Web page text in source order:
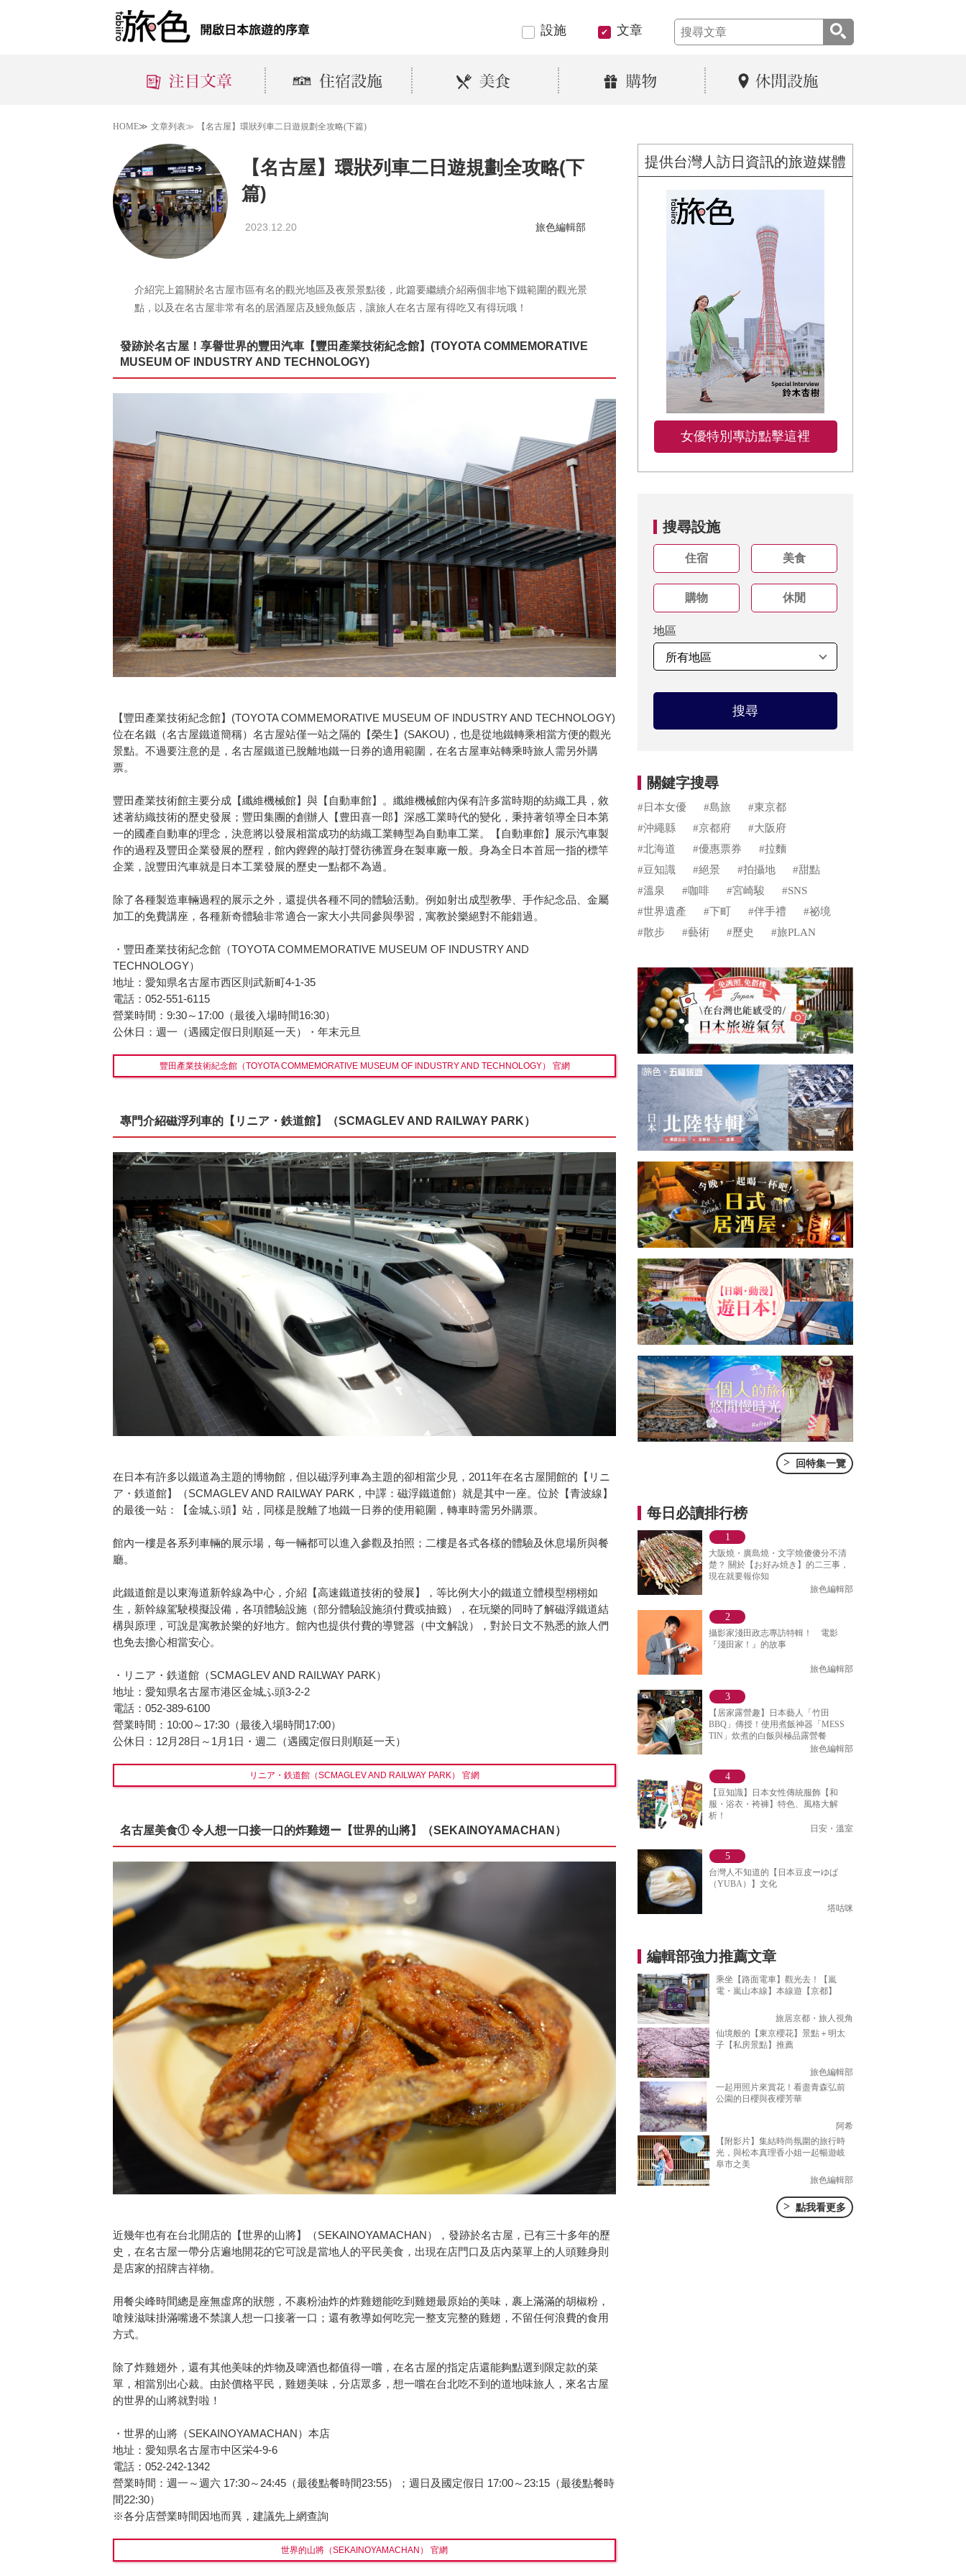
設施 文章
HOME≫ 文章列表≫ 【名古屋】環狀列車二日遊規劃全攻略(下篇)
【名古屋】環狀列車二日遊規劃全攻略(下
篇)
2023.12.20 旅色編輯部
介紹完上篇關於名古屋市區有名的觀光地區及夜景景點後，此篇要繼續介紹兩個非地下鐵範圍的觀光景
點，以及在名古屋非常有名的居酒屋店及鰻魚飯店，讓旅人在名古屋有得吃又有得玩哦！
發跡於名古屋！享譽世界的豐田汽車【豐田產業技術紀念館】(TOYOTA COMMEMORATIVE
MUSEUM OF INDUSTRY AND TECHNOLOGY)
【豐田產業技術紀念館】(TOYOTA COMMEMORATIVE MUSEUM OF INDUSTRY AND TECHNOLOGY)
位在名鐵（名古屋鐵道簡稱）名古屋站僅一站之隔的【榮生】(SAKOU)，也是從地鐵轉乘相當方便的觀光
景點。不過要注意的是，名古屋鐵道已脫離地鐵一日券的適用範圍，在名古屋車站轉乘時旅人需另外購
票。
豐田產業技術館主要分成【纖維機械館】與【自動車館】。纖維機械館內保有許多當時期的紡織工具，敘
述著紡織技術的歷史發展；豐田集團的創辦人【豊田喜一郎】深感工業時代的變化，秉持著領導全日本第
一的國產自動車的理念，決意將以發展相當成功的紡織工業轉型為自動車工業。【自動車館】展示汽車製
作的過程及豐田企業發展的歷程，館內鏗鏗的敲打聲彷彿置身在製車廠一般。身為全日本首屈一指的標竿
企業，說豐田汽車就是日本工業發展的歷史一點都不為過。
除了各種製造車輛過程的展示之外，還提供各種不同的體驗活動。例如射出成型教學、手作紀念品、金屬
加工的免費講座，各種新奇體驗非常適合一家大小共同參與學習，寓教於樂絕對不能錯過。
・豐田產業技術紀念館（TOYOTA COMMEMORATIVE MUSEUM OF INDUSTRY AND
TECHNOLOGY）
地址：愛知県名古屋市西区則武新町4-1-35
電話：052-551-6115
營業時間：9:30～17:00（最後入場時間16:30）
公休日：週一（遇國定假日則順延一天）・年末元旦
豐田產業技術紀念館（TOYOTA COMMEMORATIVE MUSEUM OF INDUSTRY AND TECHNOLOGY） 官網
專門介紹磁浮列車的【リニア・鉄道館】（SCMAGLEV AND RAILWAY PARK）
在日本有許多以鐵道為主題的博物館，但以磁浮列車為主題的卻相當少見，2011年在名古屋開館的【リニ
ア・鉄道館】（SCMAGLEV AND RAILWAY PARK，中譯：磁浮鐵道館）就是其中一座。位於【青波線】
的最後一站：【金城ふ頭】站，同樣是脫離了地鐵一日券的使用範圍，轉車時需另外購票。
館內一樓是各系列車輛的展示場，每一輛都可以進入參觀及拍照；二樓是各式各樣的體驗及休息場所與餐
廳。
此鐵道館是以東海道新幹線為中心，介紹【高速鐵道技術的發展】，等比例大小的鐵道立體模型栩栩如
生，新幹線駕駛模擬設備，各項體驗設施（部分體驗設施須付費或抽籤），在玩樂的同時了解磁浮鐵道結
構與原理，可說是寓教於樂的好地方。館內也提供付費的導覽器（中文解說），對於日文不熟悉的旅人們
也免去擔心相當安心。
・リニア・鉄道館（SCMAGLEV AND RAILWAY PARK）
地址：愛知県名古屋市港区金城ふ頭3-2-2
電話：052-389-6100
營業時間：10:00～17:30（最後入場時間17:00）
公休日：12月28日～1月1日・週二（遇國定假日則順延一天）
リニア・鉄道館（SCMAGLEV AND RAILWAY PARK） 官網
名古屋美食① 令人想一口接一口的炸雞翅ー【世界的山將】（SEKAINOYAMACHAN）
近幾年也有在台北開店的【世界的山將】（SEKAINOYAMACHAN），發跡於名古屋，已有三十多年的歷
史，在名古屋一帶分店遍地開花的它可說是當地人的平民美食，出現在店門口及店內菜單上的人頭雞身則
是店家的招牌吉祥物。
用餐尖峰時間總是座無虛席的狀態，不裹粉油炸的炸雞翅能吃到雞翅最原始的美味，裹上滿滿的胡椒粉，
嗆辣滋味掛滿嘴邊不禁讓人想一口接著一口；還有教導如何吃完一整支完整的雞翅，不留任何浪費的食用
方式。
除了炸雞翅外，還有其他美味的炸物及啤酒也都值得一嚐，在名古屋的指定店還能夠點選到限定款的菜
單，相當別出心裁。由於價格平民，雞翅美味，分店眾多，想一嚐在台北吃不到的道地味旅人，來名古屋
的世界的山將就對啦！
・世界的山將（SEKAINOYAMACHAN）本店
地址：愛知県名古屋市中区栄4-9-6
電話：052-242-1342
營業時間：週一～週六 17:30～24:45（最後點餐時間23:55）；週日及國定假日 17:00～23:15（最後點餐時
間22:30）
※各分店營業時間因地而異，建議先上網查詢
世界的山將（SEKAINOYAMACHAN） 官網
提供台灣人訪日資訊的旅遊媒體
女優特別專訪點擊這裡
搜尋設施
住宿 美食
購物 休閒
地區
搜尋
關鍵字搜尋
#日本女優 #島旅
#東京都
#沖繩縣
#京都府
#大阪府
#北海道
#優惠票券
#拉麵
#豆知識
#絕景 #拍攝地
#甜點
#溫泉
#咖啡 #宮崎駿
#SNS
#世界遺產
#下町 #伴手禮
#祕境
#散步
#藝術 #歷史 #旅PLAN
> 回特集一覽
每日必讀排行榜
大阪燒・廣島燒・文字燒傻傻分不清
楚？ 關於【お好み焼き】的二三事，
現在就要報你知
旅色編輯部
攝影家淺田政志專訪特輯！ 電影
『淺田家！』的故事
旅色編輯部
【居家露營趣】日本藝人「竹田
BBQ」傳授！使用煮飯神器「MESS
TIN」炊煮的白飯與極品露營餐
旅色編輯部
【豆知識】日本女性傳統服飾【和
服・浴衣・袴褲】特色、風格大解
析！
日安・溫室
台灣人不知道的【日本豆皮ーゆば
（YUBA）】文化
塔咕咪
編輯部強力推薦文章
乘坐【路面電車】觀光去！【嵐
電・嵐山本線】本線遊【京都】
旅居京都・旅人視角
仙境般的【東京櫻花】景點＋明太
子【私房景點】推薦
旅色編輯部
一起用照片來賞花！看盡青森弘前
公園的日櫻與夜櫻芳華
阿希
【附影片】集結時尚氛圍的旅行時
光，與松本真理香小姐一起暢遊岐
阜市之美
旅色編輯部
> 點我看更多